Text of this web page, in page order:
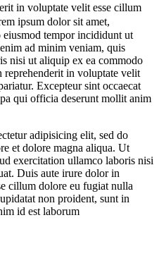
in voluptate velit esse cillum
ipsum dolor sit amet,
tempor incididunt ut
ad minim veniam, quis
nisi ut aliquip ex ea commodo
reprehenderit in voluptate velit
Excepteur sint occaecat
qui officia deserunt mollit anim
adipisicing elit, sed do
et dolore magna aliqua. Ut
exercitation ullamco laboris nisi
Duis aute irure dolor in
cillum dolore eu fugiat nulla
non proident, sunt in
id est laborum